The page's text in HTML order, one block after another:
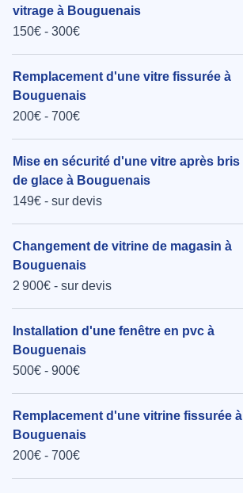
vitrage à Bouguenais
150€ - 300€
Remplacement d'une vitre fissurée à
Bouguenais
200€ - 700€
Mise en sécurité d'une vitre après bris
de glace à Bouguenais
149€ - sur devis
Changement de vitrine de magasin à
Bouguenais
2 900€ - sur devis
Installation d'une fenêtre en pvc à
Bouguenais
500€ - 900€
Remplacement d'une vitrine fissurée à
Bouguenais
200€ - 700€